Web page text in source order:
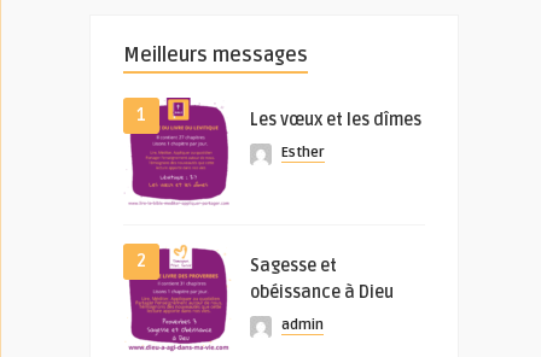
Meilleurs messages
1 Les vœux et les dîmes
Esther
2
Sagesse et
obéissance à Dieu
admin